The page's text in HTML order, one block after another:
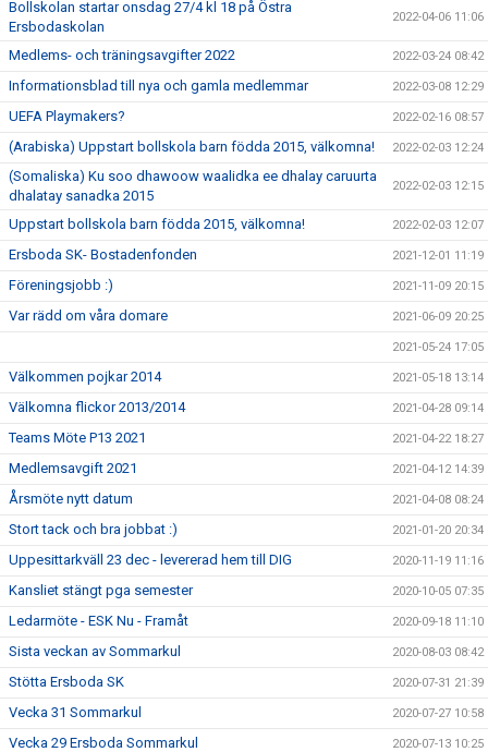
Bollskolan startar onsdag 27/4 kl 18 på Östra
Ersbodaskolan
2022-04-06 11:06
Medlems- och träningsavgifter 2022 2022-03-24 08:42
Informationsblad till nya och gamla medlemmar 2022-03-08 12:29
UEFA Playmakers? 2022-02-16 08:57
(Arabiska) Uppstart bollskola barn födda 2015, välkomna! 2022-02-03 12:24
(Somaliska) Ku soo dhawoow waalidka ee dhalay caruurta
dhalatay sanadka 2015
2022-02-03 12:15
Uppstart bollskola barn födda 2015, välkomna! 2022-02-03 12:07
Ersboda SK- Bostadenfonden 2021-12-01 11:19
Föreningsjobb :) 2021-11-09 20:15
Var rädd om våra domare 2021-06-09 20:25
2021-05-24 17:05
Välkommen pojkar 2014 2021-05-18 13:14
Välkomna flickor 2013/2014 2021-04-28 09:14
Teams Möte P13 2021 2021-04-22 18:27
Medlemsavgift 2021 2021-04-12 14:39
Årsmöte nytt datum 2021-04-08 08:24
Stort tack och bra jobbat :) 2021-01-20 20:34
Uppesittarkväll 23 dec - levererad hem till DIG 2020-11-19 11:16
Kansliet stängt pga semester 2020-10-05 07:35
Ledarmöte - ESK Nu - Framåt 2020-09-18 11:10
Sista veckan av Sommarkul 2020-08-03 08:42
Stötta Ersboda SK 2020-07-31 21:39
Vecka 31 Sommarkul 2020-07-27 10:58
Vecka 29 Ersboda Sommarkul 2020-07-13 10:25